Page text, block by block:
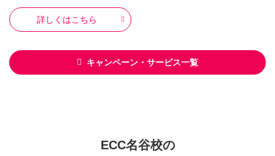
詳しくはこちら
キャンペーン・サービス一覧
ECC名谷校の